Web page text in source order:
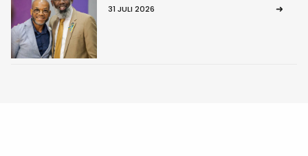
31 JULI 2026